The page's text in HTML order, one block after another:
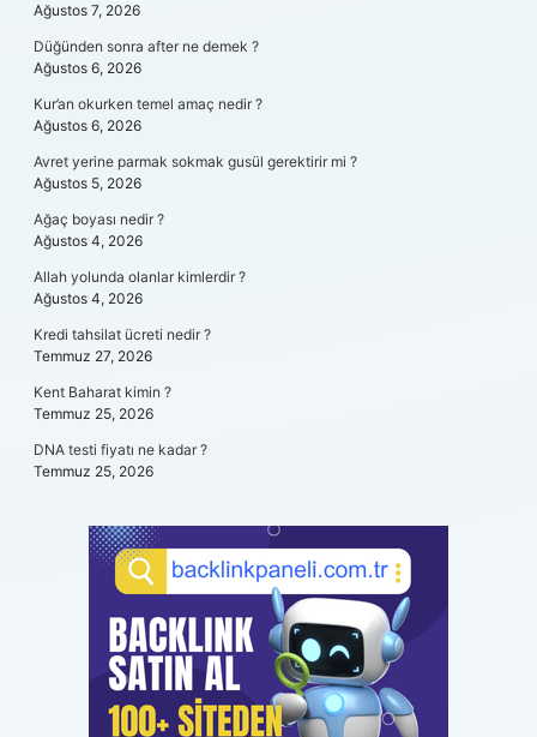
Ağustos 7, 2026
Düğünden sonra after ne demek ?
Ağustos 6, 2026
Kur’an okurken temel amaç nedir ?
Ağustos 6, 2026
Avret yerine parmak sokmak gusül gerektirir mi ?
Ağustos 5, 2026
Ağaç boyası nedir ?
Ağustos 4, 2026
Allah yolunda olanlar kimlerdir ?
Ağustos 4, 2026
Kredi tahsilat ücreti nedir ?
Temmuz 27, 2026
Kent Baharat kimin ?
Temmuz 25, 2026
DNA testi fiyatı ne kadar ?
Temmuz 25, 2026